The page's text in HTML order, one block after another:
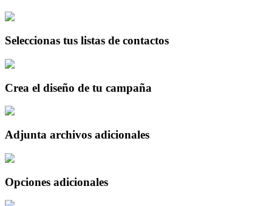
Seleccionas tus listas de contactos
Crea el diseño de tu campaña
Adjunta archivos adicionales
Opciones adicionales